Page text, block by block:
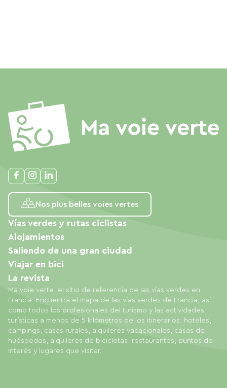
Nos plus belles voies vertes
Ma voie verte, el sitio de referencia de las vías verdes en
Francia. Encuentra el mapa de las vías verdes de Francia, así
como todos los profesionales del turismo y las actividades
turísticas a menos de 5 kilómetros de los itinerarios: hoteles,
campings, casas rurales, alquileres vacacionales, casas de
huéspedes, alquileres de bicicletas, restaurantes, puntos de
interés y lugares que visitar.
Vías verdes y rutas ciclistas
Alojamientos
Saliendo de una gran ciudad
Viajar en bici
La revista